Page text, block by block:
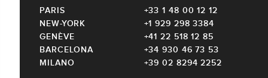
PARIS
+33 1 48 00 12 12
NEW-YORK
+1 929 298 3384
GENÈVE
+41 22 518 12 85
BARCELONA
+34 930 46 73 53
MILANO
+39 02 8294 2252